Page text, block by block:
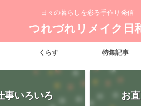
日々の暮らしを彩る手作り発信
つれづれリメイク日
くらす 特集記事
事いろいろ お